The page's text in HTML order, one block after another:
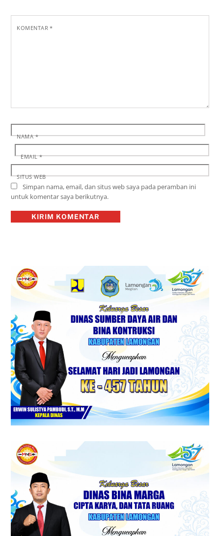
KOMENTAR*
NAMA*
EMAIL*
SITUS WEB
Simpan nama, email, dan situs web saya pada peramban ini
untuk komentar saya berikutnya.